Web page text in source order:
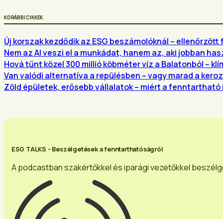
KORÁBBI CIKKEK
Új korszak kezdődik az ESG beszámolóknál –
Nem az AI veszi el a munkádat, hanem az, aki jobban
Hová tűnt közel 300 millió köbméter víz a Balatonból –
Van valódi alternatíva a repülésben – vagy marad a
Zöld épületek, erősebb vállalatok – miért a
ESG TALKS - Beszélgetések a fenntarthatóságról
A podcastban szakértőkkel és iparági vezetőkkel